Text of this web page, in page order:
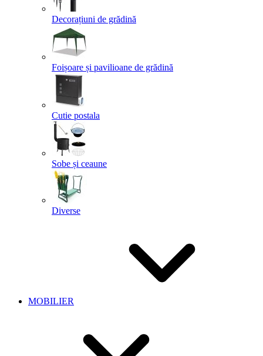
Decorațiuni de grădină
Foișoare și pavilioane de grădină
Cutie postala
Sobe și ceaune
Diverse
MOBILIER